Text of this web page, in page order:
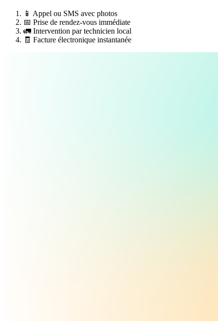
📱 Appel ou SMS avec photos
📅 Prise de rendez-vous immédiate
🚛 Intervention par technicien local
🧾 Facture électronique instantanée